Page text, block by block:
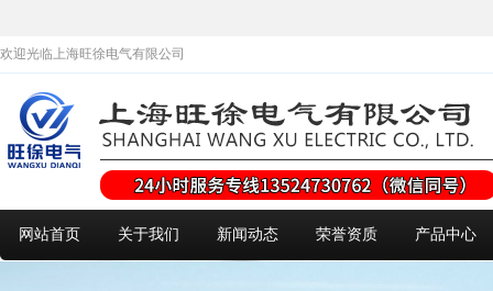
欢迎光临上海旺徐电气有限公司
网站首页 关于我们 新闻动态 荣誉资质 产品中心